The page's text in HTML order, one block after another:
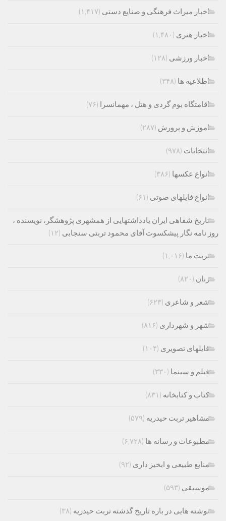
اخبار میراث فرهنگی و صنایع دستی (۱,۴۱۷)
اخبار هنری (۱,۴۸۰)
اخبار ورزشی (۱۲۸)
اطلاعیه ها (۳۴۸)
اقامتگاه بوم گردی و هتل ، مهمانسرا (۷۶)
اموزش و پرورش (۲۸۷)
انتخابات (۹۷۸)
انواع عکسها (۳۸۶)
انواع فایلهای صوتی (۶۱)
تاریخ شفاهی ایران یادداشتهایی از همشهری پژوهشگر، نویسنده ،
روز نامه نگار پیشکسوت آقای محمود تربتی سنجابی (۱۲)
تربت ما (۱,۰۱۶)
زنان (۸۲۰)
شعر و شاعری (۶۲۳)
شهر و شهرداری (۸۱۶)
فایلهای تصویری (۱۰۴)
فیلم و سینما (۳۳۰)
کتاب و کتابخانه (۸۳۱)
مشاهیر تربت حیدریه (۵۷۹)
مطبوعات و رسانه ها (۶,۷۲۸)
منابع طبیعی و ابخیز داری (۹۲)
موسیقی (۵۹۳)
نوشته هایی در باره تاریخ گذشته تربت حیدریه (۳۸)